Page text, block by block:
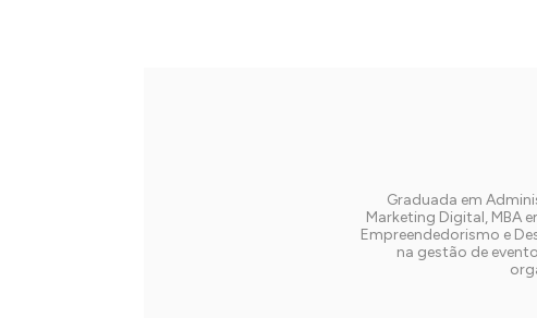
Graduada em
Marketing Digital, MBA
Empreendedorismo e
na gestão de